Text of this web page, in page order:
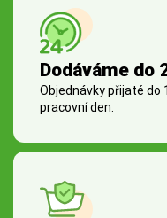
Dodáváme do
Objednávky přijaté do
pracovní den.